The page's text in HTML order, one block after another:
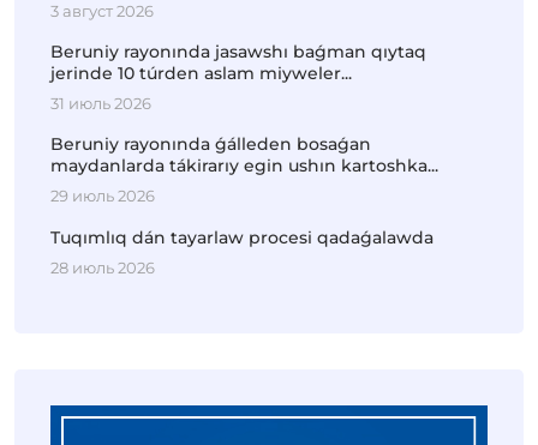
3 август 2026
Beruniy rayonında jasawshı baǵman qıytaq
jerinde 10 túrden aslam miyweler...
31 июль 2026
Beruniy rayonında ǵálleden bosaǵan
maydanlarda tákirarıy egin ushın kartoshka...
29 июль 2026
Tuqımlıq dán tayarlaw procesi qadaǵalawda
28 июль 2026